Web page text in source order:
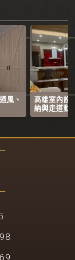
風、
高雄室內設
納與走道動